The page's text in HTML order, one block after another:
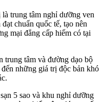
trung tâm nghỉ dưỡng ven
chuẩn quốc tế, tạo nên
mại đẳng cấp hiếm có tại
trung tâm và đường dạo bộ
những giá trị độc bản khó
5 sao và khu nghỉ dưỡng